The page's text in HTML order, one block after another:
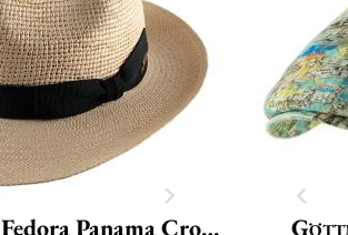
Fedora Panama Crochet